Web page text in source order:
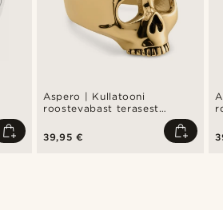
Aspero | Kullatooni
roostevabast terasest
39,95 €